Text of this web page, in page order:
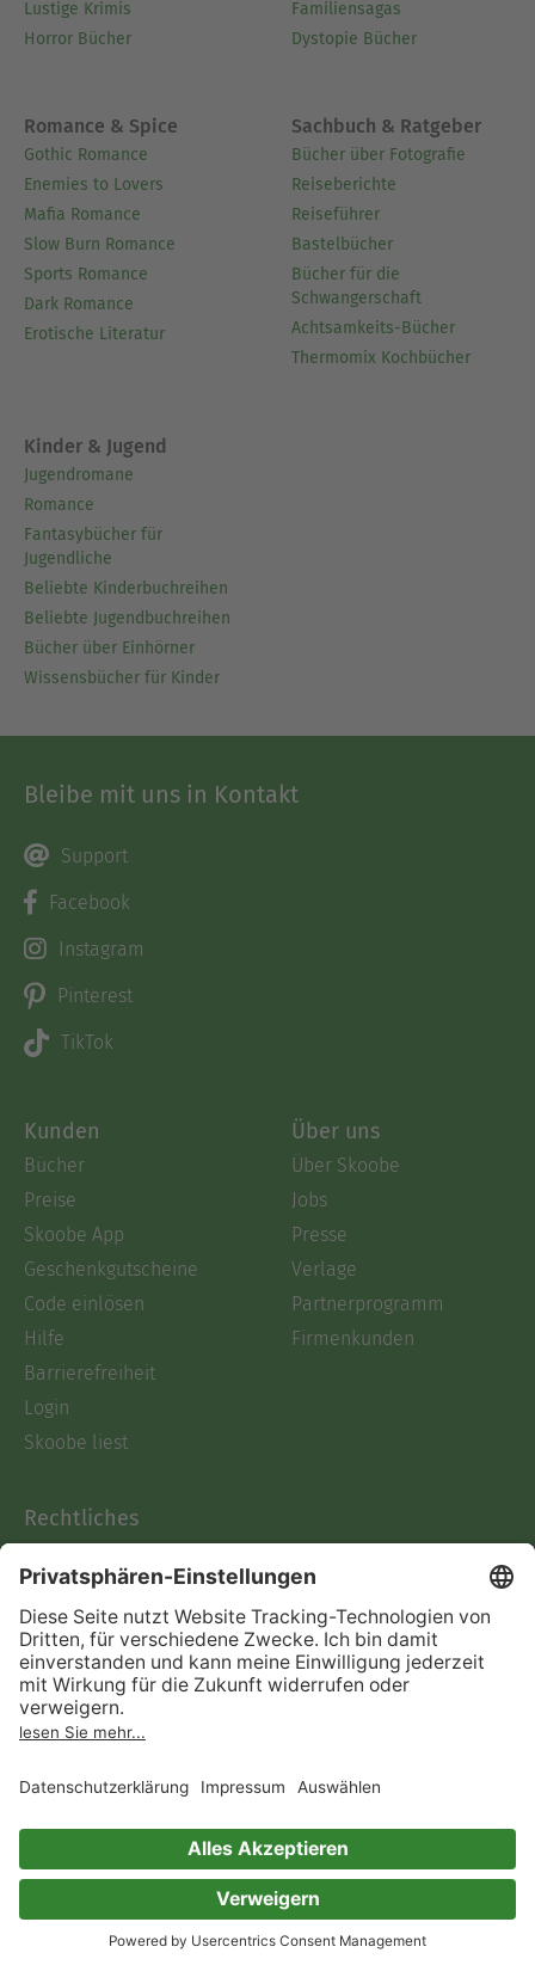
Lustige Krimis
Horror Bücher
Familiensagas
Dystopie Bücher
Romance & Spice
Gothic Romance
Enemies to Lovers
Mafia Romance
Slow Burn Romance
Sports Romance
Dark Romance
Erotische Literatur
Sachbuch & Ratgeber
Bücher über Fotografie
Reiseberichte
Reiseführer
Bastelbücher
Bücher für die
Schwangerschaft
Achtsamkeits-Bücher
Thermomix Kochbücher
Kinder & Jugend
Jugendromane
Romance
Fantasybücher für
Jugendliche
Beliebte Kinderbuchreihen
Beliebte Jugendbuchreihen
Bücher über Einhörner
Wissensbücher für Kinder
Bleibe mit uns in Kontakt
Support
Facebook
Instagram
Pinterest
TikTok
Kunden
Bücher
Preise
Skoobe App
Geschenkgutscheine
Code einlösen
Hilfe
Barrierefreiheit
Login
Skoobe liest
Über uns
Über Skoobe
Jobs
Presse
Verlage
Partnerprogramm
Firmenkunden
Rechtliches
AGB
Informationen nach Data
Act
Verträge hier kündigen
Impressum
Immer ein gutes Buch